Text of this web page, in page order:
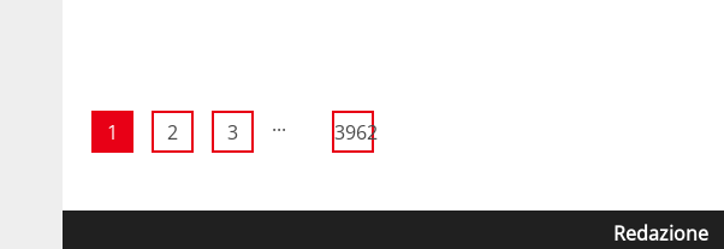
1 2 3 ... 3962
Redazione